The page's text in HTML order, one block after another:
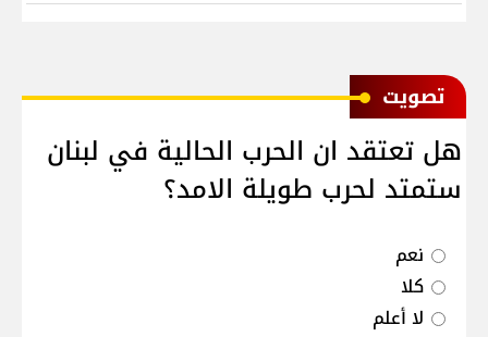
ﺗﺼﻮﻳﺖ
هل تعتقد ان الحرب الحالية في لبنان
ستمتد لحرب طويلة الامد؟
نعم
كلا
لا أعلم